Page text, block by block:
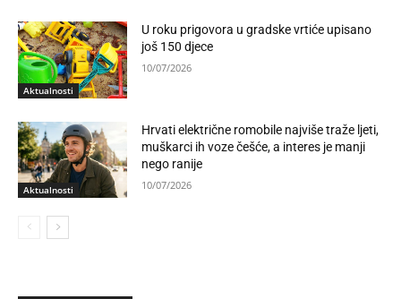
Aktualnosti
U roku prigovora u gradske vrtiće upisano
još 150 djece
10/07/2026
Aktualnosti
Hrvati električne romobile najviše traže ljeti,
muškarci ih voze češće, a interes je manji
nego ranije
10/07/2026